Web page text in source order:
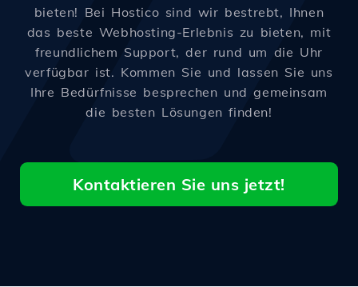
bieten! Bei Hostico sind wir bestrebt, Ihnen
das beste Webhosting-Erlebnis zu bieten, mit
freundlichem Support, der rund um die Uhr
verfügbar ist. Kommen Sie und lassen Sie uns
Ihre Bedürfnisse besprechen und gemeinsam
die besten Lösungen finden!
Kontaktieren Sie uns jetzt!